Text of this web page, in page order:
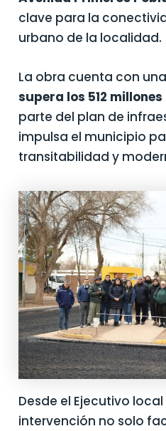
clave para la
urbano de la localidad.
La obra cuenta con
supera los 512
parte del plan de
impulsa el municipio
transitabilidad y
Desde el Ejecutivo
intervención no solo